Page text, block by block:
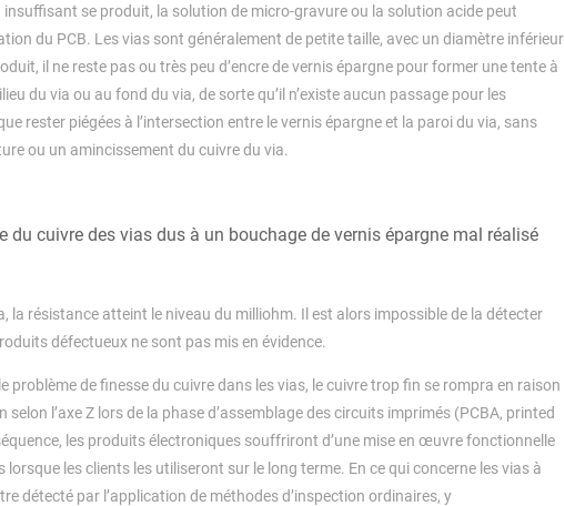
se produit, la solution de micro-gravure ou la solution acide peut
du PCB. Les vias sont généralement de petite taille, avec un diamètre inférieur
il ne reste pas ou très peu d’encre de vernis épargne pour former une tente à
du via ou au fond du via, de sorte qu’il n’existe aucun passage pour les
rester piégées à l’intersection entre le vernis épargne et la paroi du via, sans
ou un amincissement du cuivre du via.
cuivre des vias dus à un bouchage de vernis épargne mal réalisé
la résistance atteint le niveau du milliohm. Il est alors impossible de la détecter
défectueux ne sont pas mis en évidence.
problème de finesse du cuivre dans les vias, le cuivre trop fin se rompra en raison
l’axe Z lors de la phase d’assemblage des circuits imprimés (PCBA, printed
les produits électroniques souffriront d’une mise en œuvre fonctionnelle
les clients les utiliseront sur le long terme. En ce qui concerne les vias à
détecté par l’application de méthodes d’inspection ordinaires, y